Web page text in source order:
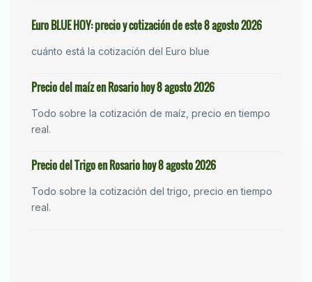
Euro BLUE HOY: precio y cotización de este 8 agosto 2026
cuánto está la cotización del Euro blue
Precio del maíz en Rosario hoy 8 agosto 2026
Todo sobre la cotización de maíz, precio en tiempo
real.
Precio del Trigo en Rosario hoy 8 agosto 2026
Todo sobre la cotización del trigo, precio en tiempo
real.